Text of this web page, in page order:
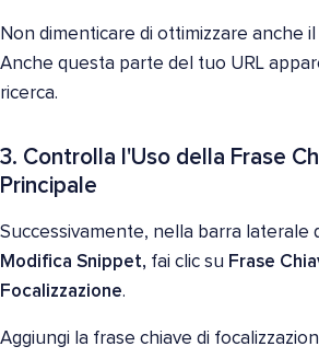
Non dimenticare di ottimizzare anche
Anche questa parte del tuo URL
ricerca.
3. Controlla l'Uso della Frase
Principale
Successivamente, nella barra laterale
Modifica Snippet, fai clic su Frase
Focalizzazione.
Aggiungi la frase chiave di